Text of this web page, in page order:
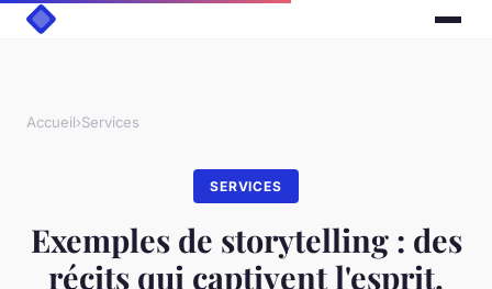
Accueil›Services
SERVICES
Exemples de storytelling : des
récits qui captivent l'esprit.